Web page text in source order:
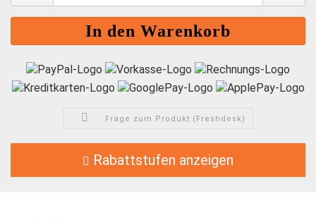
Frage zum Produkt (Freshdesk)
Rabattstufen anzeigen